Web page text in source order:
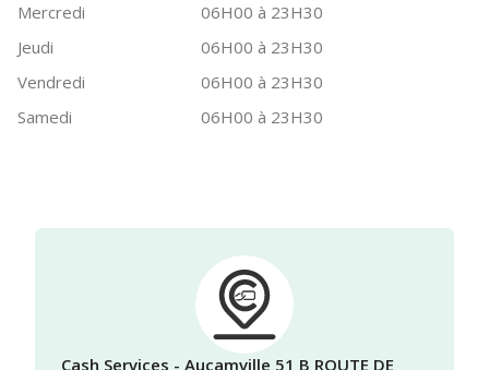
Mercredi
06H00 à 23H30
Jeudi
06H00 à 23H30
Vendredi
06H00 à 23H30
Samedi
06H00 à 23H30
Cash Services - Aucamville 51 B ROUTE DE